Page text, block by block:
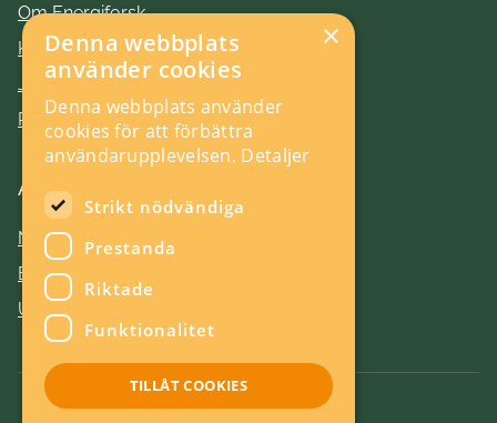
Om Energiforsk
Kontakt
Jobba hos oss
Press
Aktuellt
Nyheter
Evenemang
Utlysningar
×
Denna webbplats
använder cookies
Denna webbplats använder
cookies för att förbättra
användarupplevelsen. Detaljer
Strikt nödvändiga
Prestanda
Riktade
Funktionalitet
TILLÅT COOKIES